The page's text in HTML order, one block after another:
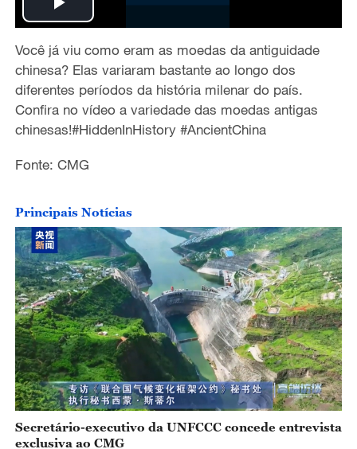
P
l
a
y
V
d
e
o
Você já viu como eram as moedas da antiguidade
chinesa? Elas variaram bastante ao longo dos
diferentes períodos da história milenar do país.
Confira no vídeo a variedade das moedas antigas
chinesas!#HiddenInHistory #AncientChina
Fonte: CMG
Principais Notícias
Secretário-executivo da UNFCCC concede entrevista
exclusiva ao CMG